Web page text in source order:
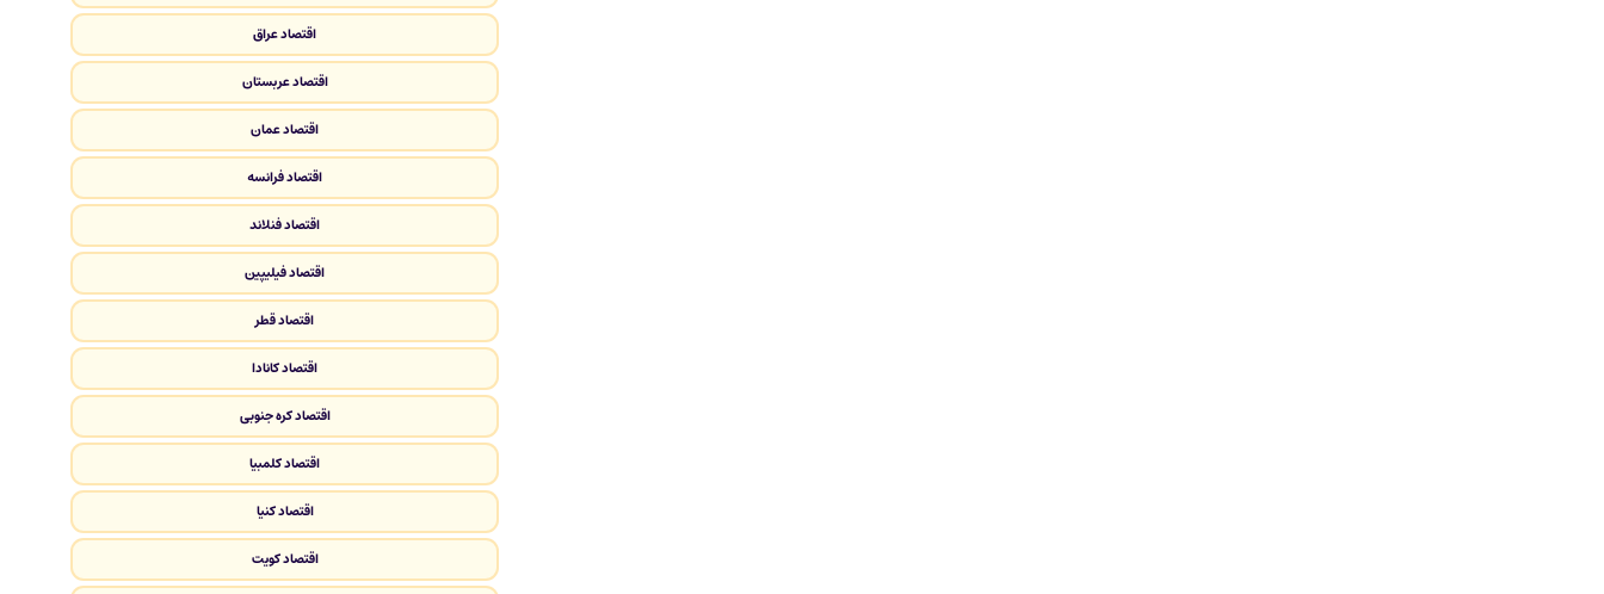
اقتصاد عراق
اقتصاد عربستان
اقتصاد عمان
اقتصاد فرانسه
اقتصاد فنلاند
اقتصاد فیلیپین
اقتصاد قطر
اقتصاد کانادا
اقتصاد کره جنوبی
اقتصاد کلمبیا
اقتصاد کنیا
اقتصاد کویت